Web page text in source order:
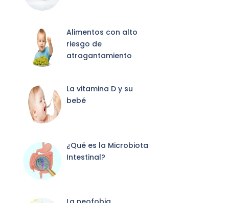
Alimentos con alto
riesgo de
atragantamiento
La vitamina D y su
bebé
¿Qué es la Microbiota
Intestinal?